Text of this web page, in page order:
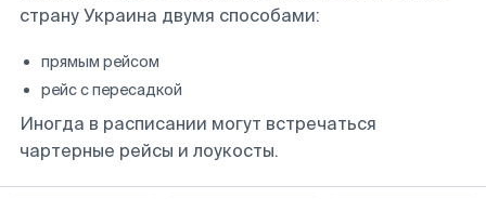
страну Украина двумя способами:
прямым рейсом
рейс с пересадкой
Иногда в расписании могут встречаться
чартерные рейсы и лоукосты.